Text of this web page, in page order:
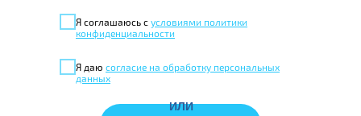
Я соглашаюсь с условиями политики
конфиденциальности
Я даю согласие на обработку персональных
данных
ИЛИ